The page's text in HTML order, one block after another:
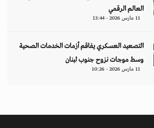
العالم الرقمي
11 مارس 2026 - 13:44
التصعيد العسكري يفاقم أزمات الخدمات الصحية
وسط موجات نزوح جنوب لبنان
11 مارس 2026 - 10:26